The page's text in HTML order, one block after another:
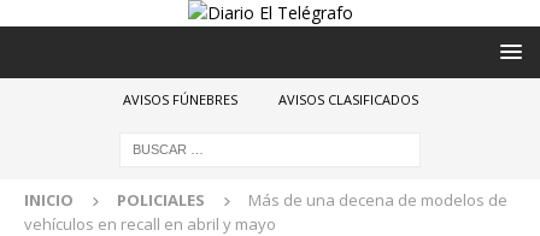
AVISOS FÚNEBRES AVISOS CLASIFICADOS
INICIO POLICIALES
Más de una decena de modelos de
vehículos en recall en abril y mayo